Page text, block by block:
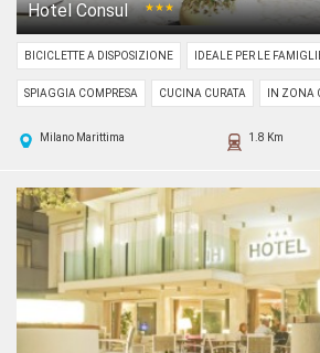
Hotel Consul ★★★
BICICLETTE A DISPOSIZIONE IDEALE PER LE
SPIAGGIA COMPRESA CUCINA CURATA IN ZONA
Milano Marittima 1.8 Km